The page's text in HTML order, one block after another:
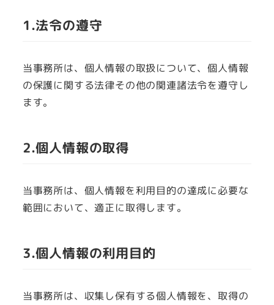
1.法令の遵守
当事務所は、個人情報の取扱について、個人情報
の保護に関する法律その他の関連諸法令を遵守し
ます。
2.個人情報の取得
当事務所は、個人情報を利用目的の達成に必要な
範囲において、適正に取得します。
3.個人情報の利用目的
当事務所は、収集し保有する個人情報を、取得の